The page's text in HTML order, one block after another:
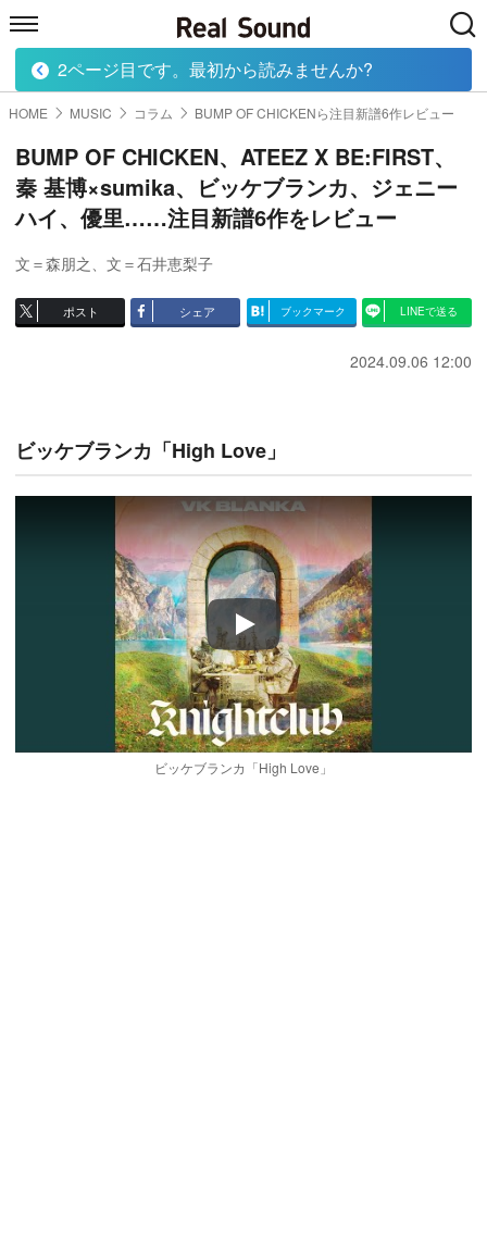
HOME MUSIC MOVIE TECH
HOME MUSIC コラム BUMP OF CHICKENら注目新譜6作レビュー
BUMP OF CHICKEN、ATEEZ X BE:FIRST、
秦 基博×sumika、ビッケブランカ、ジェニー
ハイ、優里……注目新譜6作をレビュー
文＝森朋之、 文＝石井恵梨子
ポスト シェア ブックマーク LINEで送る
2024.09.06 12:00
ビッケブランカ「High Love」
Play
ビッケブランカ「High Love」
2ページ目です。最初から読みませんか?